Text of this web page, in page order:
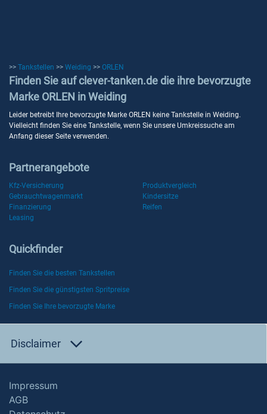
>> Tankstellen >> Weiding >> ORLEN
Finden Sie auf clever-tanken.de die ihre bevorzugte
Marke ORLEN in Weiding
Leider betreibt Ihre bevorzugte Marke ORLEN keine Tankstelle in Weiding.
Vielleicht finden Sie eine Tankstelle, wenn Sie unsere Umkreissuche am
Anfang dieser Seite verwenden.
Partnerangebote
Kfz-Versicherung
Produktvergleich
Gebrauchtwagenmarkt
Kindersitze
Finanzierung
Reifen
Leasing
Quickfinder
Finden Sie die besten Tankstellen
Finden Sie die günstigsten Spritpreise
Finden Sie Ihre bevorzugte Marke
Disclaimer
Impressum
AGB